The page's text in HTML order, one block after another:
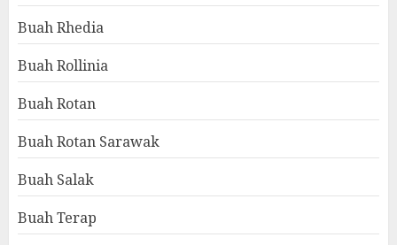
Buah Rhedia
Buah Rollinia
Buah Rotan
Buah Rotan Sarawak
Buah Salak
Buah Terap